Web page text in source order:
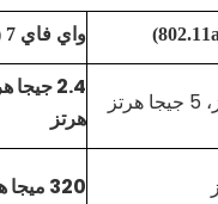
واي فاي 7 (802.11be)
هرتز
320 ميجا هرتز